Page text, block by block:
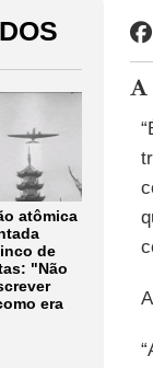
atômica
de
"Não
era